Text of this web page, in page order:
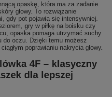
opaskę, która ma za zadanie
głowy. To rozwiązanie
gdy pot pojawia się intensywniej.
gry w piłkę na boisku czy
opaska pomaga utrzymać suchy
do oczu. Dzięki temu możesz
poprawianiu nakrycia głowy.
4F – klasyczny
dla lepszej